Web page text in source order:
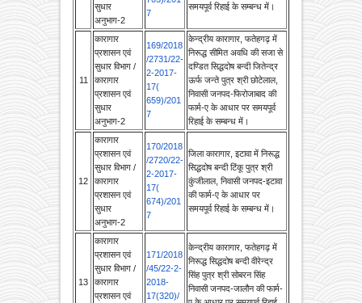
कारागार
प्रशासन एवं
सुधार विभाग /
कारागार
प्रशासन एवं
सुधार
अनुभाग-2
169/2018
/2731/22-
2-2017-
17(
659)/201
7
केन्द्रीय कारागार, फतेहगढ़ में
निरूद्ध सीमित अवधि की सजा से
दण्डित सिद्धदोष बन्दी जितेन्द्र
ऊर्फ जन्ते पुत्र श्री छोटेलाल,
निवासी जनपद-फिरोजाबाद की
फार्म-ए के आधार पर समयपूर्व
रिहाई के सम्बन्ध में।
कारागार
प्रशासन एवं
सुधार विभाग /
कारागार
प्रशासन एवं
सुधार
अनुभाग-2
170/2018
/2720/22-
2-2017-
17(
674)/201
7
जिला कारागार, इटावा में निरूद्ध
कुंजीलाल, निवासी जनपद-इटावा
की फार्म-ए के आधार पर
समयपूर्व रिहाई के सम्बन्ध में।
कारागार
प्रशासन एवं
सुधार विभाग /
कारागार
प्रशासन एवं
सुधार
अनुभाग-2
171/2018
2018-
17(320)/
2009
निरूद्ध सिद्धदोष बन्दी वीरेन्द्र
सिंह पुत्र श्री सोबरन सिंह
निवासी जनपद-जालौन की फार्म-
ए के आधार पर समयपूर्व रिहाई
के सम्बन्ध में।